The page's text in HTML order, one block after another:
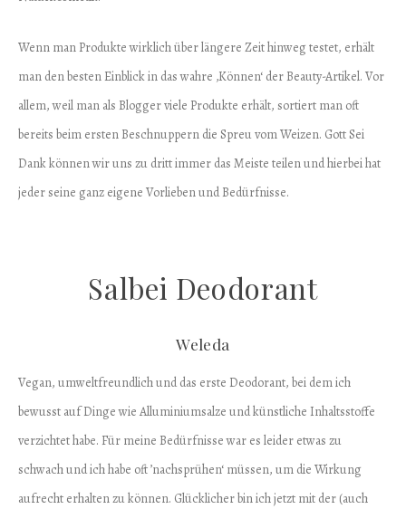
Wenn man Produkte wirklich über längere Zeit hinweg testet, erhält
man den besten Einblick in das wahre ‚Können‘ der Beauty-Artikel. Vor
allem, weil man als Blogger viele Produkte erhält, sortiert man oft
bereits beim ersten Beschnuppern die Spreu vom Weizen. Gott Sei
Dank können wir uns zu dritt immer das Meiste teilen und hierbei hat
jeder seine ganz eigene Vorlieben und Bedürfnisse.
Salbei Deodorant
Weleda
Vegan, umweltfreundlich und das erste Deodorant, bei dem ich
bewusst auf Dinge wie Alluminiumsalze und künstliche Inhaltsstoffe
verzichtet habe. Für meine Bedürfnisse war es leider etwas zu
schwach und ich habe oft ’nachsprühen‘ müssen, um die Wirkung
aufrecht erhalten zu können. Glücklicher bin ich jetzt mit der (auch